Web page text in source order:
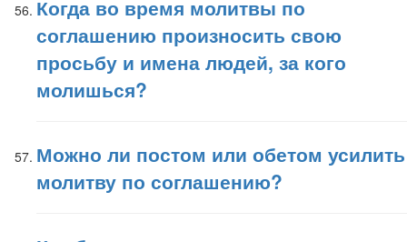
Когда во время молитвы по
соглашению произносить свою
просьбу и имена людей, за кого
молишься?
Можно ли постом или обетом усилить
молитву по соглашению?